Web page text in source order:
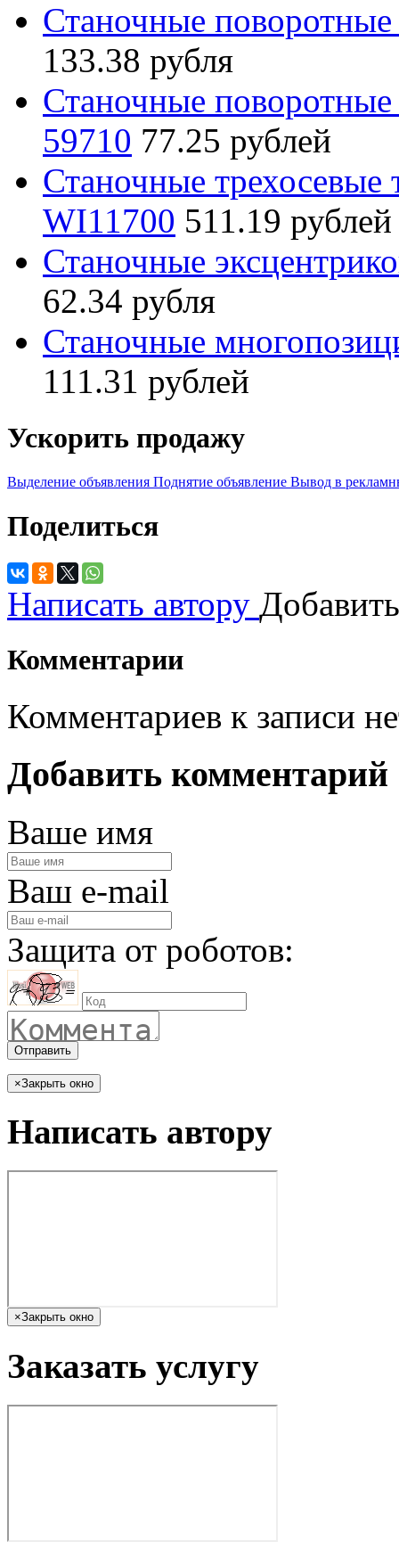
Станочные
133.38 рубля
Станочные
59710 77.25 рублей
Станочные
WI11700 511.19 рублей
Станочные
62.34 рубля
Станочные
111.31 рублей
Ускорить продажу
Выделение объявления Поднятие объявление Вывод в
Поделиться
Написать автору
Комментарии
Комментариев к записи
Добавить комментарий
Ваше имя
Ваш e-mail
Защита от роботов:
Отправить
×Закрыть окно
Написать автору
×Закрыть окно
Заказать услугу